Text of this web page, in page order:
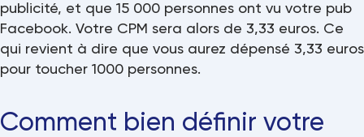
publicité, et que 15 000 personnes ont vu votre pub
Facebook. Votre CPM sera alors de 3,33 euros. Ce
qui revient à dire que vous aurez dépensé 3,33 euros
pour toucher 1000 personnes.
Comment bien définir votre